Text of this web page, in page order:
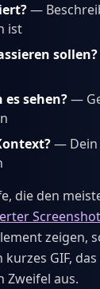
—
ist
sollen?
sehen?—
— Dein
die den
Screenshot
zeigen,
kurzes GIF,
Zweifel aus.